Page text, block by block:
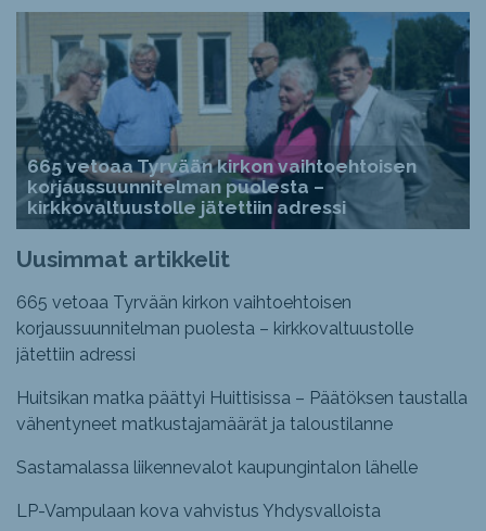
665 vetoaa Tyrvään kirkon vaihtoehtoisen
korjaussuunnitelman puolesta –
kirkkovaltuustolle jätettiin adressi
Uusimmat artikkelit
665 vetoaa Tyrvään kirkon vaihtoehtoisen
korjaussuunnitelman puolesta – kirkkovaltuustolle
jätettiin adressi
Huitsikan matka päättyi Huittisissa – Päätöksen taustalla
vähentyneet matkustajamäärät ja taloustilanne
Sastamalassa liikennevalot kaupungintalon lähelle
LP-Vampulaan kova vahvistus Yhdysvalloista